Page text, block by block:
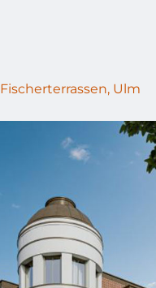
Fischerterrassen, Ulm